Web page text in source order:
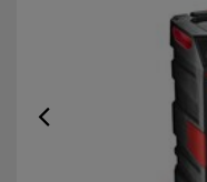
Previous